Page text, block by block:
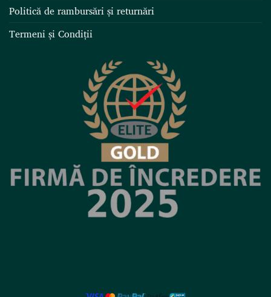
Politică de rambursări și returnări
Termeni și Condiții